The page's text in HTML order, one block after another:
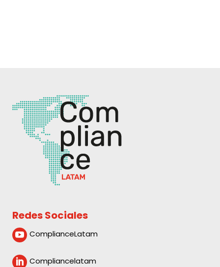
Redes Sociales
 ComplianceLatam
 Compliancelatam